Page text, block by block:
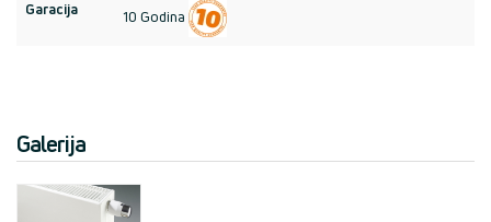
Garacija 10 Godina
Galerija